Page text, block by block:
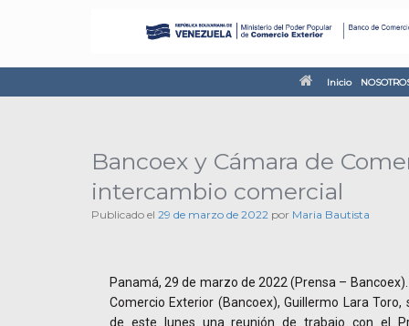
Inicio
Bancoex y Cámara de
intercambio comercial
Publicado el 29 de marzo de 2022 por Maria Bautista
Panamá, 29 de marzo de 2022 (Prensa –
Comercio Exterior (Bancoex), Guillermo Lara
de este lunes una reunión de trabajo con el